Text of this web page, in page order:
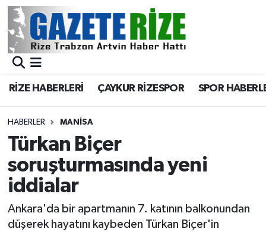
RİZE HABERLERİ ÇAYKUR RİZESPOR SPOR
HABERLER MANISA
Türkan Biçer
soruşturmasında yeni
iddialar
Ankara'da bir apartmanın 7. katının balkonundan
düşerek hayatını kaybeden Türkan Biçer'in
BÖLGEMİZ
Asayiş
Rize Jandarma Komutanlığı
Bilim Teknoloji
Advertising news
Merkez Nöbetçi Eczaneler
Merkez Trafik Yoğunluk Haritası
Süper Lig Puan Durumu ve Fikstür
Tüm Manşetler
Haber Arşivi